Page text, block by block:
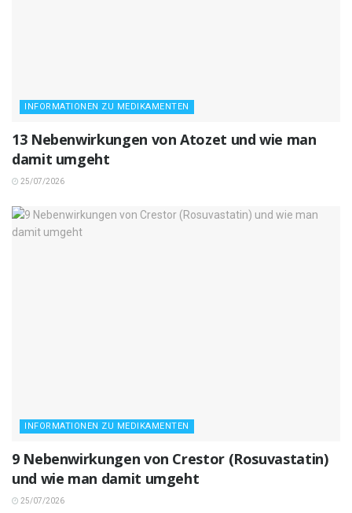
INFORMATIONEN ZU MEDIKAMENTEN
13 Nebenwirkungen von Atozet und wie man
damit umgeht
25/07/2026
INFORMATIONEN ZU MEDIKAMENTEN
9 Nebenwirkungen von Crestor (Rosuvastatin)
und wie man damit umgeht
25/07/2026